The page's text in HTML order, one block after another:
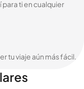
para ti en cualquier
tu viaje aún más fácil.